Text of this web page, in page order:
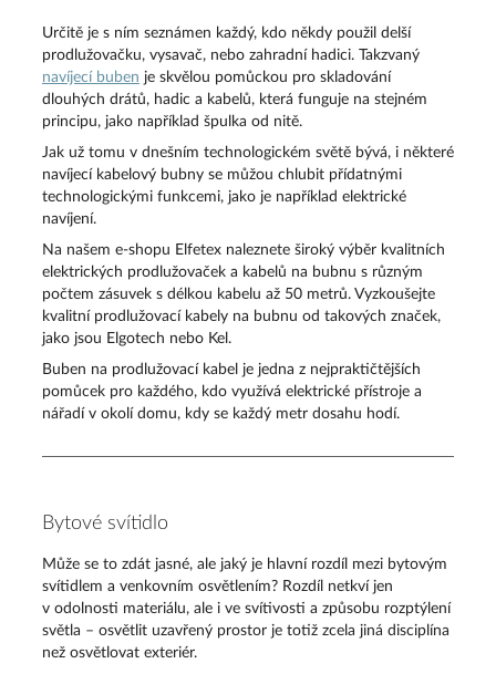
Určitě je s ním seznámen každý, kdo někdy použil delší
prodlužovačku, vysavač, nebo zahradní hadici. Takzvaný
navíjecí buben je skvělou pomůckou pro skladování
dlouhých drátů, hadic a kabelů, která funguje na stejném
principu, jako například špulka od nitě.
Jak už tomu v dnešním technologickém světě bývá, i některé
navíjecí kabelový bubny se můžou chlubit přídatnými
technologickými funkcemi, jako je například elektrické
navíjení.
Na našem e-shopu Elfetex naleznete široký výběr kvalitních
elektrických prodlužovaček a kabelů na bubnu s různým
počtem zásuvek s délkou kabelu až 50 metrů. Vyzkoušejte
kvalitní prodlužovací kabely na bubnu od takových značek,
jako jsou Elgotech nebo Kel.
Buben na prodlužovací kabel je jedna z nejpraktičtějších
pomůcek pro každého, kdo využívá elektrické přístroje a
nářadí v okolí domu, kdy se každý metr dosahu hodí.
Bytové svítidlo
Může se to zdát jasné, ale jaký je hlavní rozdíl mezi bytovým
svítidlem a venkovním osvětlením? Rozdíl netkví jen
v odolnosti materiálu, ale i ve svítivosti a způsobu rozptýlení
světla – osvětlit uzavřený prostor je totiž zcela jiná disciplína
než osvětlovat exteriér.